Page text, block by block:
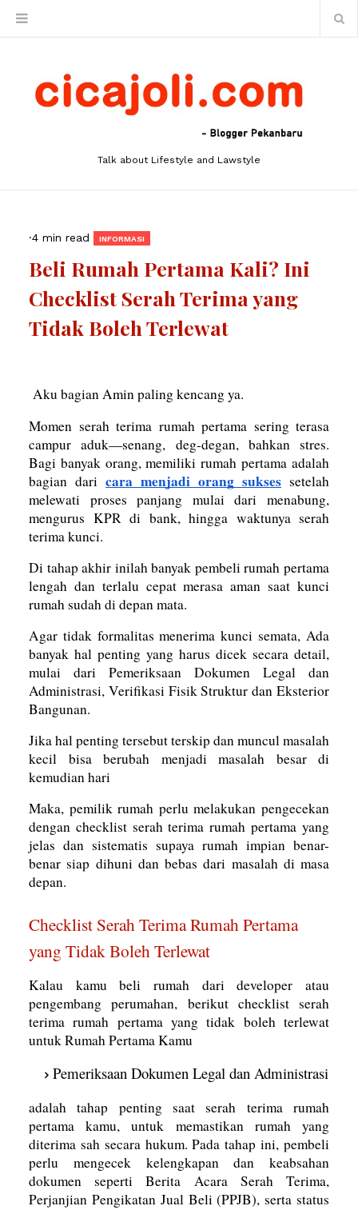
Talk about Lifestyle and Lawstyle
·4 min read INFORMASI
Beli Rumah Pertama Kali? Ini
Checklist Serah Terima yang
Tidak Boleh Terlewat
Aku bagian Amin paling kencang ya.
Momen serah terima rumah pertama sering terasa
campur aduk—senang, deg-degan, bahkan stres.
Bagi banyak orang, memiliki rumah pertama adalah
bagian dari cara menjadi orang sukses setelah
melewati proses panjang mulai dari menabung,
mengurus KPR di bank, hingga waktunya serah
terima kunci.
Di tahap akhir inilah banyak pembeli rumah pertama
lengah dan terlalu cepat merasa aman saat kunci
rumah sudah di depan mata.
Agar tidak formalitas menerima kunci semata, Ada
banyak hal penting yang harus dicek secara detail,
mulai dari Pemeriksaan Dokumen Legal dan
Administrasi, Verifikasi Fisik Struktur dan Eksterior
Bangunan.
Jika hal penting tersebut terskip dan muncul masalah
kecil bisa berubah menjadi masalah besar di
kemudian hari
Maka, pemilik rumah perlu melakukan pengecekan
dengan checklist serah terima rumah pertama yang
jelas dan sistematis supaya rumah impian benar-
benar siap dihuni dan bebas dari masalah di masa
depan.
Checklist Serah Terima Rumah Pertama
yang Tidak Boleh Terlewat
Kalau kamu beli rumah dari developer atau
pengembang perumahan, berikut checklist serah
terima rumah pertama yang tidak boleh terlewat
untuk Rumah Pertama Kamu
Pemeriksaan Dokumen Legal dan Administrasi
adalah tahap penting saat serah terima rumah
pertama kamu, untuk memastikan rumah yang
diterima sah secara hukum. Pada tahap ini, pembeli
perlu mengecek kelengkapan dan keabsahan
dokumen seperti Berita Acara Serah Terima,
Perjanjian Pengikatan Jual Beli (PPJB), serta status